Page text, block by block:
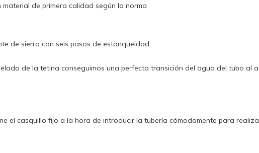
de primera calidad según la norma
de sierra con seis pasos de estanqueidad.
de la tetina conseguimos una perfecta transición del agua del tubo al
el casquillo fijo a la hora de introducir la tubería cómodamente para